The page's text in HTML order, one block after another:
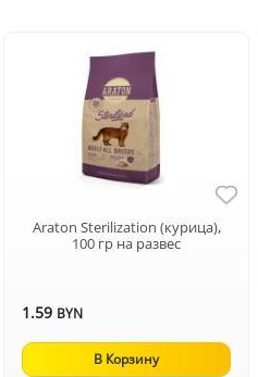
Araton Sterilization (курица),
100 гр на развес
1.59 BYN
В Корзину